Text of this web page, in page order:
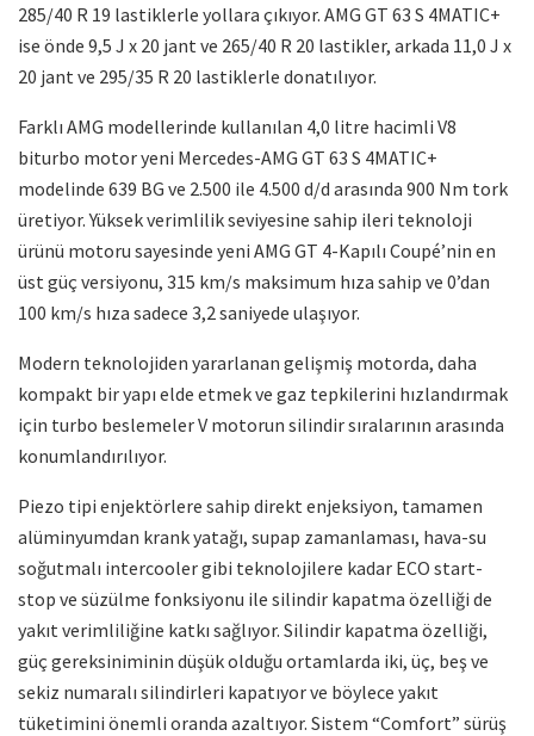
285/40 R 19 lastiklerle yollara çıkıyor. AMG GT 63 S 4MATIC+
ise önde 9,5 J x 20 jant ve 265/40 R 20 lastikler, arkada 11,0 J x
20 jant ve 295/35 R 20 lastiklerle donatılıyor.
Farklı AMG modellerinde kullanılan 4,0 litre hacimli V8
biturbo motor yeni Mercedes-AMG GT 63 S 4MATIC+
modelinde 639 BG ve 2.500 ile 4.500 d/d arasında 900 Nm tork
üretiyor. Yüksek verimlilik seviyesine sahip ileri teknoloji
ürünü motoru sayesinde yeni AMG GT 4-Kapılı Coupé’nin en
üst güç versiyonu, 315 km/s maksimum hıza sahip ve 0’dan
100 km/s hıza sadece 3,2 saniyede ulaşıyor.
Modern teknolojiden yararlanan gelişmiş motorda, daha
kompakt bir yapı elde etmek ve gaz tepkilerini hızlandırmak
için turbo beslemeler V motorun silindir sıralarının arasında
konumlandırılıyor.
Piezo tipi enjektörlere sahip direkt enjeksiyon, tamamen
alüminyumdan krank yatağı, supap zamanlaması, hava-su
soğutmalı intercooler gibi teknolojilere kadar ECO start-
stop ve süzülme fonksiyonu ile silindir kapatma özelliği de
yakıt verimliliğine katkı sağlıyor. Silindir kapatma özelliği,
güç gereksiniminin düşük olduğu ortamlarda iki, üç, beş ve
sekiz numaralı silindirleri kapatıyor ve böylece yakıt
tüketimini önemli oranda azaltıyor. Sistem “Comfort” sürüş